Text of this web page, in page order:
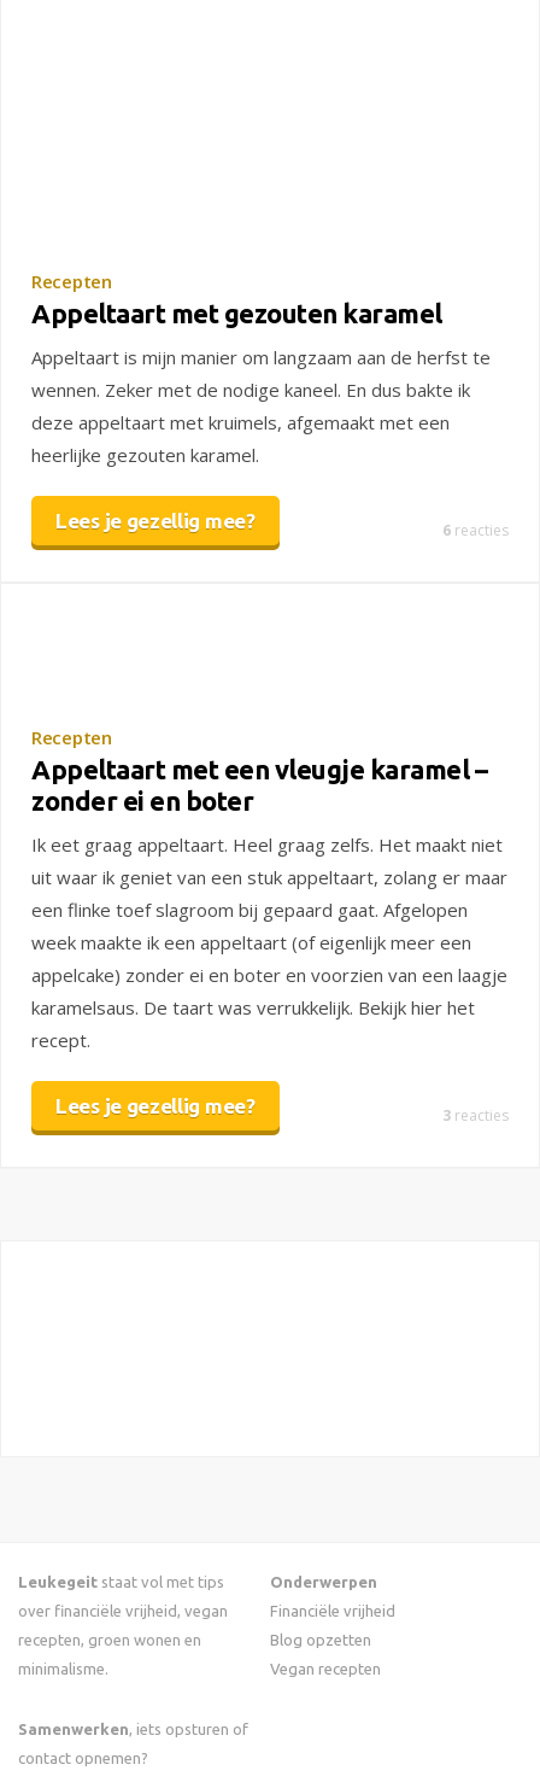
Recepten
Appeltaart met gezouten karamel
Appeltaart is mijn manier om langzaam aan de herfst te
wennen. Zeker met de nodige kaneel. En dus bakte ik
deze appeltaart met kruimels, afgemaakt met een
heerlijke gezouten karamel.
Lees je gezellig mee? 6 reacties
Recepten
Appeltaart met een vleugje karamel –
zonder ei en boter
Ik eet graag appeltaart. Heel graag zelfs. Het maakt niet
uit waar ik geniet van een stuk appeltaart, zolang er maar
een flinke toef slagroom bij gepaard gaat. Afgelopen
week maakte ik een appeltaart (of eigenlijk meer een
appelcake) zonder ei en boter en voorzien van een laagje
karamelsaus. De taart was verrukkelijk. Bekijk hier het
recept.
Lees je gezellig mee? 3 reacties
Leukegeit staat vol met tips
over financiële vrijheid, vegan
recepten, groen wonen en
minimalisme.
Samenwerken, iets opsturen of
contact opnemen?
Onderwerpen
Financiële vrijheid
Blog opzetten
Vegan recepten